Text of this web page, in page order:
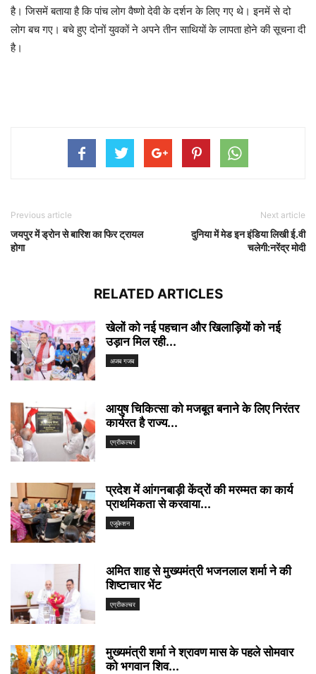
है। जिसमें बताया है कि पांच लोग वैष्णो देवी के दर्शन के लिए गए थे। इनमें से दो
लोग बच गए। बचे हुए दोनों युवकों ने अपने तीन साथियों के लापता होने की सूचना दी
है।
Previous article
जयपुर में ड्रोन से बारिश का फिर ट्रायल
होगा
Next article
दुनिया में मेड इन इंडिया लिखी ई.वी
चलेगी:नरेंद्र मोदी
RELATED ARTICLES
खेलों को नई पहचान और खिलाड़ियों को नई
उड़ान मिल रही...
अजब गजब
आयुष चिकित्सा को मजबूत बनाने के लिए निरंतर
कार्यरत है राज्य...
एग्रीकल्चर
प्रदेश में आंगनबाड़ी केंद्रों की मरम्मत का कार्य
प्राथमिकता से करवाया...
एजुकेशन
अमित शाह से मुख्यमंत्री भजनलाल शर्मा ने की
शिष्टाचार भेंट
एग्रीकल्चर
मुख्यमंत्री शर्मा ने श्रावण मास के पहले सोमवार
को भगवान शिव...